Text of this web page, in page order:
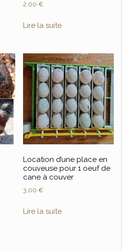
2,00 €
Lire la suite
Location d’une place en
couveuse pour 1 oeuf de
cane à couver
3,00 €
Lire la suite